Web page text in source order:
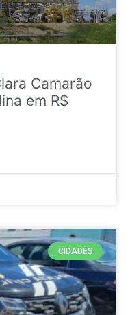
Camarão
em R$
CIDADES